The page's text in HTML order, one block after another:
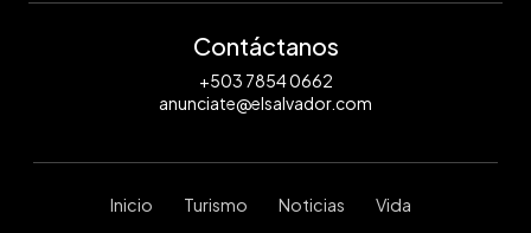
Contáctanos
+503 7854 0662
anunciate@elsalvador.com
Inicio Turismo Noticias Vida